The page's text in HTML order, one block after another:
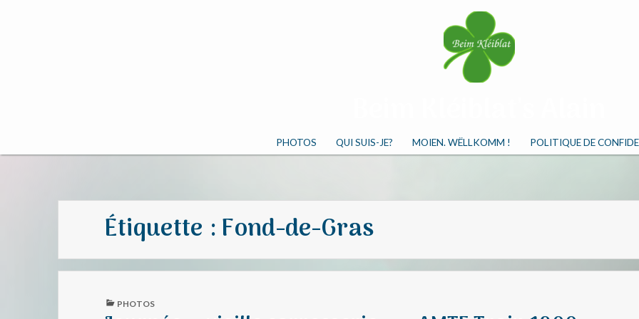
Perséinlech Spaweckssäit vum Alain Kleeblatt
PHOTOS QUI SUIS-JE? MOIEN. WËLLKOMM ! POLITIQUE DE
Étiquette :Fond-de-Gras
PUBLISHED
PHOTOS